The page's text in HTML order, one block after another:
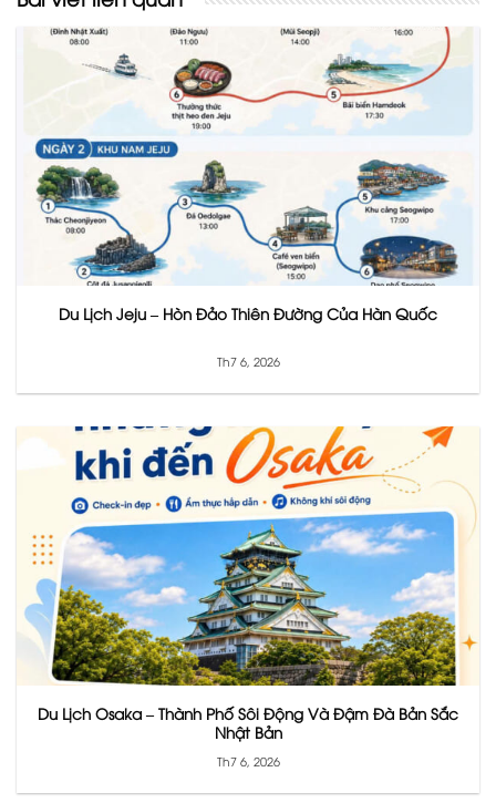
Du Lịch Jeju – Hòn Đảo Thiên Đường Của Hàn Quốc
Th7 6, 2026
Du Lịch Osaka – Thành Phố Sôi Động Và Đậm Đà Bản Sắc
Nhật Bản
Th7 6, 2026